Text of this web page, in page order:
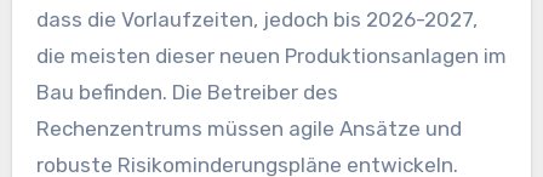
dass die Vorlaufzeiten, jedoch bis 2026-2027,
die meisten dieser neuen Produktionsanlagen im
Bau befinden. Die Betreiber des
Rechenzentrums müssen agile Ansätze und
robuste Risikominderungspläne entwickeln.